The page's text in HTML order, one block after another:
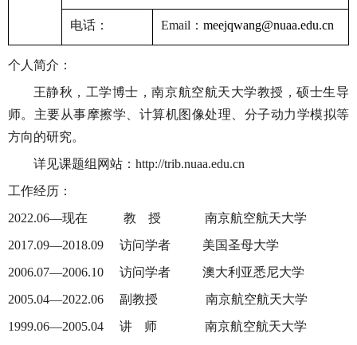
电话： Email ： meejqwang@nuaa.edu.cn
个人简介：
王静秋，工学博士，南京航空航天大学教授，硕士生导
师。主要从事摩擦学、计算机图像处理、分子动力学模拟等
方向的研究。
详见课题组网站： http://trib.nuaa.edu.cn
工作经历：
2022.06—现在 教 授 南京航空航天大学
2017.09—2018.09 访问学者 美国圣母大学
2006.07—2006.10 访问学者 澳大利亚悉尼大学
2005.04—2022.06 副教授 南京航空航天大学
1999.06—2005.04 讲 师 南京航空航天大学